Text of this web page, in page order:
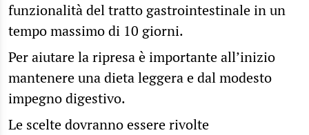
funzionalità del tratto gastrointestinale in un
tempo massimo di 10 giorni.
Per aiutare la ripresa è importante all’inizio
mantenere una dieta leggera e dal modesto
impegno digestivo.
Le scelte dovranno essere rivolte